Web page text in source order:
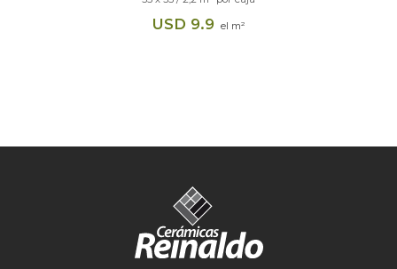
USD8.9 el m2